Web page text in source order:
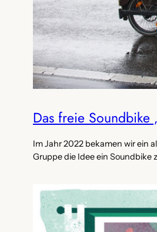
Das freie Soundbike
Im Jahr 2022 bekamen wir ein
Gruppe die Idee ein Soundbike